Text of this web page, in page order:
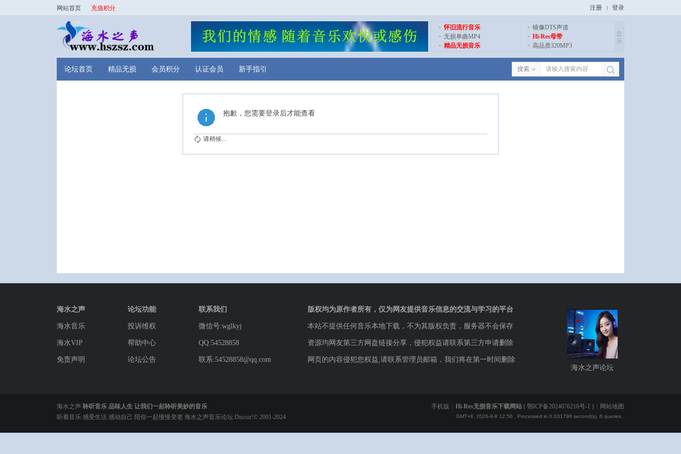
网站首页 充值积分 注册 登录
怀旧流行音乐
镜像DTS声道
无损单曲MP4
Hi-Res母带
精品无损音乐
高品质320MP3
音
乐
论坛首页 精品无损 会员积分 认证会员 新手指引 搜索
抱歉，您需要登录后才能查看
请稍候...
海水之声
海水音乐
海水VIP
免责声明
论坛功能
投诉维权
帮助中心
论坛公告
联系我们
微信号:wglkyj
QQ:54528858
联系:54528858@qq.com
版权均为原作者所有，仅为网友提供音乐信息的交流与学习的平台
本站不提供任何音乐本地下载，不为其版权负责，服务器不会保存
资源均网友第三方网盘链接分享，侵犯权益请联系第三方申请删除
网页的内容侵犯您权益,请联系管理员邮箱，我们将在第一时间删除
海水之声论坛
手机版 Hi-Res无损音乐下载网站 ( 鄂ICP备2024076216号-1 ) 网站地图
GMT+8, 2026-8-8 12:56 , Processed in 0.031796 second(s), 8 queries .
海水之声 聆听音乐 品味人生 让我们一起聆听美妙的音乐
听着音乐 感受生活 感动自己 陪你一起慢慢变老 海水之声音乐论坛 Discuz!© 2001-2024